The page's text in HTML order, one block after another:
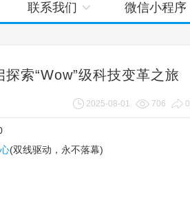
联系我们 微信小程序
索“Wow”级科技变革之旅
2025-08-01 706 0
(双线驱动，永不落幕)